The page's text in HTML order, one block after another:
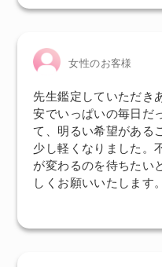
女性のお客様
先生鑑定していただき
安でいっぱいの毎日だ
て、明るい希望がある
少し軽くなりました。
が変わるのを待ちたい
しくお願いいたします。